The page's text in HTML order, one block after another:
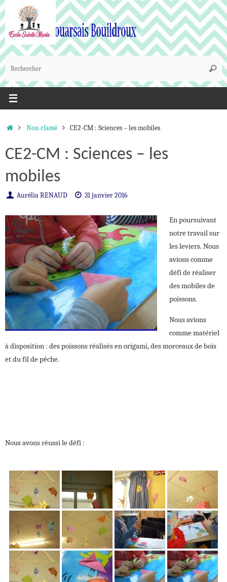
Passer
au
contenu
:
AccueilNon classé CE2-CM : Sciences – les mobiles
CE2-CM : Sciences – les
mobiles
Aurélia RENAUD 31 janvier 2016
En poursuivant
notre travail sur
les leviers. Nous
avions comme
défi de réaliser
des mobiles de
poissons.
Nous avions
comme matériel
à disposition : des poissons réalisés en origami, des morceaux de bois
et du fil de pêche.
Nous avons réussi le défi :